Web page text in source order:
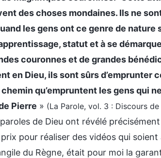
des choses mondaines. Ils ne
les gens ont ce genre de nature
statut et à se
couronnes et de grandes
en Dieu, ils sont sûrs d’emprunter
qu’empruntent les gens qui
Pierre » (La Parole, vol. 3 : Discours
de Dieu ont révélé
pour réaliser des vidéos qui soient
du Règne, était pour moi la